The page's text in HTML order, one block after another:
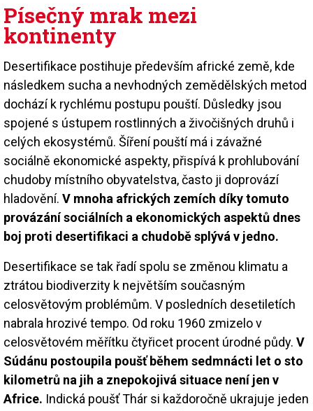
Písečný mrak mezi
kontinenty
Desertifikace postihuje především africké země, kde
následkem sucha a nevhodných zemědělských metod
dochází k rychlému postupu pouští. Důsledky jsou
spojené s ústupem rostlinných a živočišných druhů i
celých ekosystémů. Šíření pouští má i závažné
sociálně ekonomické aspekty, přispívá k prohlubování
chudoby místního obyvatelstva, často ji doprovází
hladovění. V mnoha afrických zemích díky tomuto
provázání sociálních a ekonomických aspektů dnes
boj proti desertifikaci a chudobě splývá v jedno.
Desertifikace se tak řadí spolu se změnou klimatu a
ztrátou biodiverzity k největším současným
celosvětovým problémům. V posledních desetiletích
nabrala hrozivé tempo. Od roku 1960 zmizelo v
celosvětovém měřítku čtyřicet procent úrodné půdy. V
Súdánu postoupila poušť během sedmnácti let o sto
kilometrů na jih a znepokojivá situace není jen v
Africe. Indická poušť Thár si každoročně ukrajuje jeden